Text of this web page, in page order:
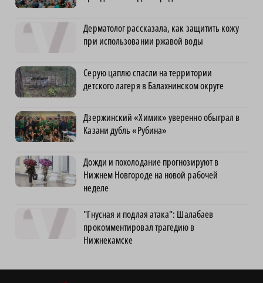
Дерматолог рассказала, как защитить кожу
при использовании ржавой воды
Серую цаплю спасли на территории
детского лагеря в Балахнинском округе
Дзержинский «Химик» уверенно обыграл в
Казани дубль «Рубина»
Дожди и похолодание прогнозируют в
Нижнем Новгороде на новой рабочей
неделе
"Гнусная и подлая атака": Шалабаев
прокомментировал трагедию в
Нижнекамске